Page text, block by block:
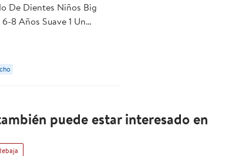
De Dientes Niños Big
8 Años Suave 1 Un
puede estar interesado en